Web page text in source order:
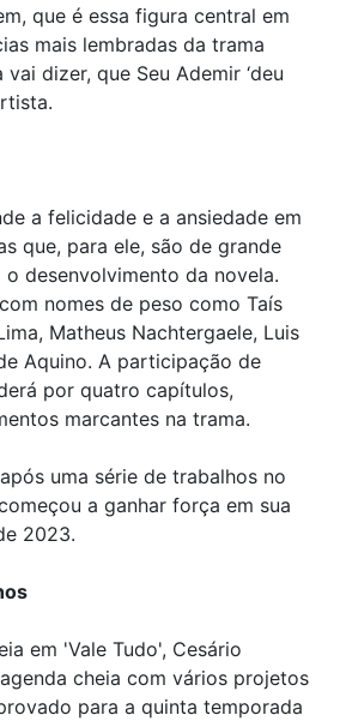
que é essa figura central em
mais lembradas da trama
vai dizer, que Seu Ademir ‘deu
a felicidade e a ansiedade em
que, para ele, são de grande
desenvolvimento da novela.
nomes de peso como Taís
Matheus Nachtergaele, Luis
Aquino. A participação de
por quatro capítulos,
marcantes na trama.
uma série de trabalhos no
a ganhar força em sua
2023.
em 'Vale Tudo', Cesário
cheia com vários projetos
para a quinta temporada